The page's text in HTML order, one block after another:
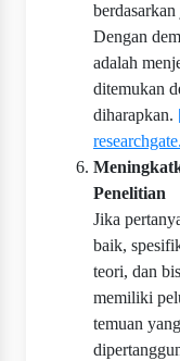
Dengan
adalah
ditemukan
diharapkan.
Penelitian
Jika
baik,
teori, dan
memiliki
temuan